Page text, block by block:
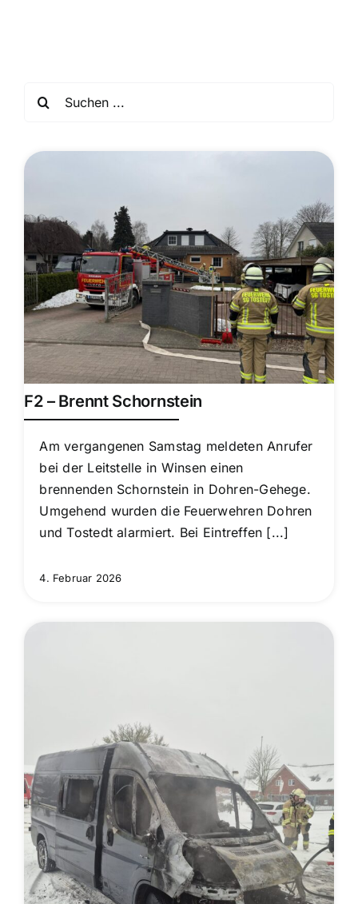
nach:
F2 – Brennt Schornstein
Am vergangenen Samstag meldeten Anrufer
bei der Leitstelle in Winsen einen
brennenden Schornstein in Dohren-Gehege.
Umgehend wurden die Feuerwehren Dohren
und Tostedt alarmiert. Bei Eintreffen [...]
4. Februar 2026